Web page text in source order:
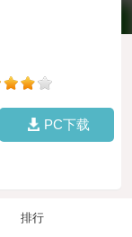
PC下载
排行